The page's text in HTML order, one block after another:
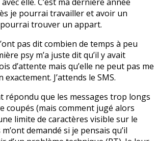
je pourrai travailler et avoir un
trouver un appart.
pas dit combien de temps à peu
psy m’a juste dit qu’il y avait
d’attente mais qu’elle ne peut pas me
J’attends le SMS.
répondu que les messages trop longs
coupés (mais comment jugé alors
limite de caractères visible sur le
demandé si je pensais qu’il